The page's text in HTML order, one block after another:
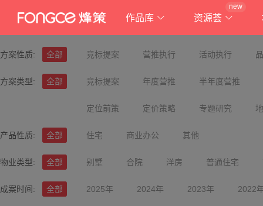
作品库 资源荟
new
方案性质: 全部 竞标提案 营推执行 活动执行
方案类型: 全部 竞标提案 年度营推 半年度营推
定位前策 定价策略 专题研究
产品性质: 全部 住宅 商业办公 其他
物业类型: 全部 别墅 合院 洋房 普通住宅
成案时间: 全部 2025年 2024年 2023年 2022